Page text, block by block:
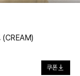
니트 (CREAM)
쿠폰